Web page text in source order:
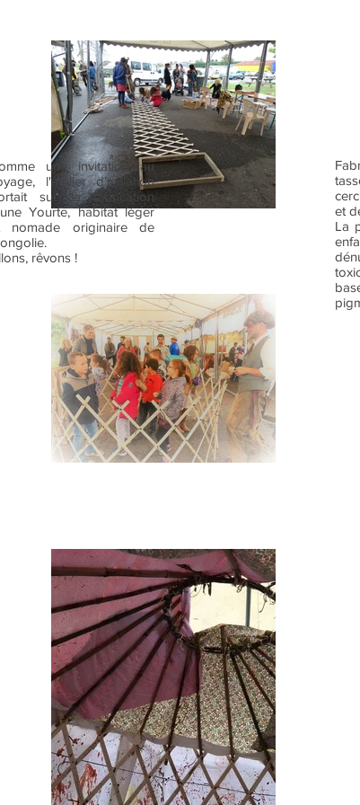
une invitation au
l'atelier d'initiation
sur la fabrication
Yourte, habitat léger
nomade originaire de
rêvons !
et
La